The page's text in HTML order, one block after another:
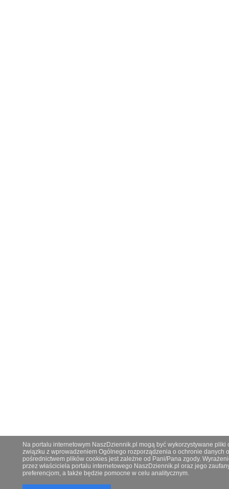
Na portalu internetowym NaszDziennik.pl mogą być wykorzystywane
związku z wprowadzeniem Ogólnego rozporządzenia o ochronie danych
pośrednictwem plików cookies jest zależne od Pani/Pana zgody.
przez właściciela portalu internetowego NaszDziennik.pl oraz jego
preferencjom, a także będzie pomocne w celu analitycznym.